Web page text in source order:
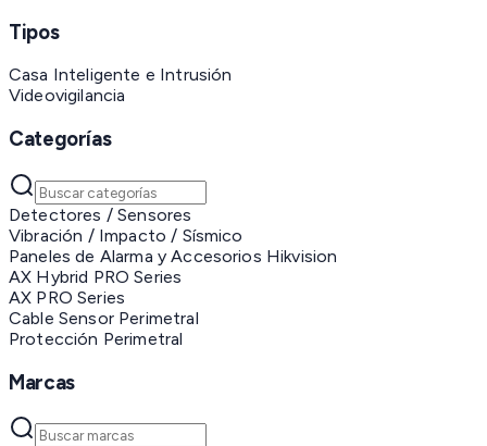
Tipos
Casa Inteligente e Intrusión
Videovigilancia
Categorías
Detectores / Sensores
Vibración / Impacto / Sísmico
Paneles de Alarma y Accesorios Hikvision
AX Hybrid PRO Series
AX PRO Series
Cable Sensor Perimetral
Protección Perimetral
Marcas